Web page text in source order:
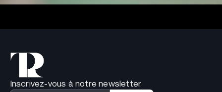
Inscrivez-vous à notre newsletter